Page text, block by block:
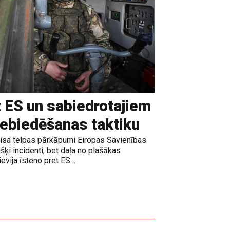
un sabiedrotajiem
taktiku
telpas pārkāpumi Eiropas Savienības
incidenti, bet daļa no plašākas
īsteno pret ES ...